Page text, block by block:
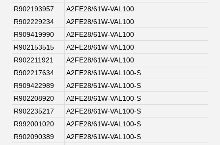
R902193957
A2FE28/61W-VAL100
R902229234
A2FE28/61W-VAL100
R909419990
A2FE28/61W-VAL100
R902153515
A2FE28/61W-VAL100
R902211921
A2FE28/61W-VAL100
R902217634
A2FE28/61W-VAL100-S
R909422989
A2FE28/61W-VAL100-S
R902208920
A2FE28/61W-VAL100-S
R902235217
A2FE28/61W-VAL100-S
R992001020
A2FE28/61W-VAL100-S
R902090389
A2FE28/61W-VAL100-S